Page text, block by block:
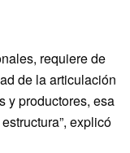
requiere de
de la articulación
y productores, esa
explicó